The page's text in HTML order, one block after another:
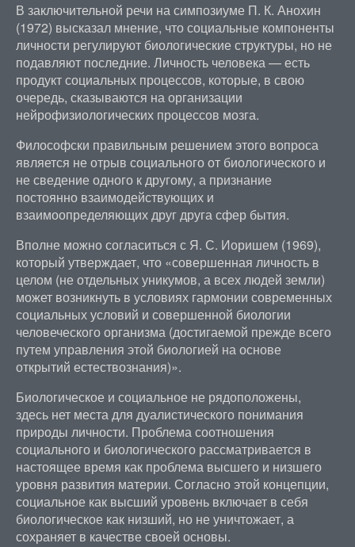
В заключительной речи на симпозиуме П. К. Анохин
(1972) высказал мнение, что социальные компоненты
личности регулируют биологические структуры, но не
подавляют последние. Личность человека — есть
продукт социальных процессов, которые, в свою
очередь, сказываются на организации
нейрофизиологических процессов мозга.
Философски правильным решением этого вопроса
является не отрыв социального от биологического и
не сведение одного к другому, а признание
постоянно взаимодействующих и
взаимоопределяющих друг друга сфер бытия.
Вполне можно согласиться с Я. С. Иоришем (1969),
который утверждает, что «совершенная личность в
целом (не отдельных уникумов, а всех людей земли)
может возникнуть в условиях гармонии современных
социальных условий и совершенной биологии
человеческого организма (достигаемой прежде всего
путем управления этой биологией на основе
открытий естествознания)».
Биологическое и социальное не рядоположены,
здесь нет места для дуалистического понимания
природы личности. Проблема соотношения
социального и биологического рассматривается в
настоящее время как проблема высшего и низшего
уровня развития материи. Согласно этой концепции,
социальное как высший уровень включает в себя
биологическое как низший, но не уничтожает, а
сохраняет в качестве своей основы.